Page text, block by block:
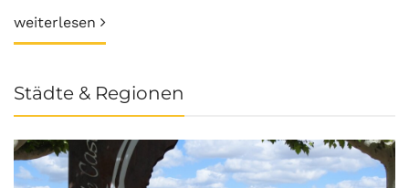
weiterlesen
Städte & Regionen